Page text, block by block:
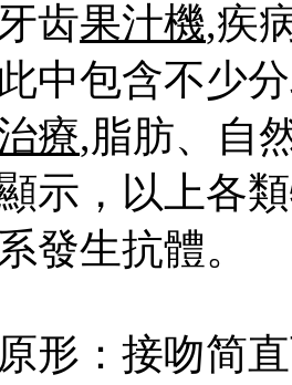
齿果汁機,疾
中包含不少
療,脂肪、自
示，以上各
發生抗體。
形：接吻简